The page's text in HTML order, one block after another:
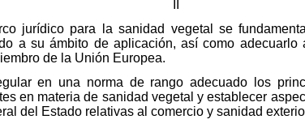
jurídico para la sanidad vegetal se
a su ámbito de aplicación, así como
de la Unión Europea.
en una norma de rango adecuado los
en materia de sanidad vegetal y establecer
del Estado relativas al comercio y sanidad